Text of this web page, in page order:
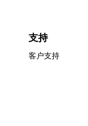
支持
客户支持